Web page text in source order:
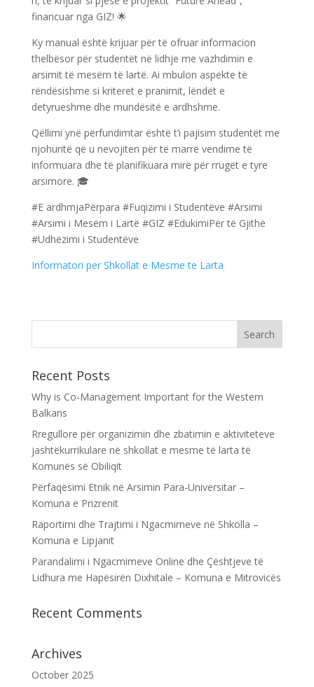
financuar nga GIZ! 🌟
Ky manual është krijuar për të ofruar informacion
thelbësor për studentët në lidhje me vazhdimin e
arsimit të mesëm të lartë. Ai mbulon aspekte të
rëndësishme si kriteret e pranimit, lëndët e
detyrueshme dhe mundësitë e ardhshme.
Qëllimi ynë përfundimtar është t’i pajisim studentët me
njohuritë që u nevojiten për të marrë vendime të
informuara dhe të planifikuara mirë për rrugët e tyre
arsimore. 🎓
#E ardhmjaPërpara #Fuqizimi i Studentëve #Arsimi
#Arsimi i Mesëm i Lartë #GIZ #EdukimiPër të Gjithë
#Udhëzimi i Studentëve
Informatori per Shkollat e Mesme te Larta
Recent Posts
Why is Co-Management Important for the Western
Balkans
Rregullore për organizimin dhe zbatimin e aktiviteteve
jashtëkurrikulare në shkollat e mesme të larta të
Komunës së Obiliqit
Përfaqësimi Etnik në Arsimin Para-Universitar –
Komuna e Prizrenit
Raportimi dhe Trajtimi i Ngacmimeve në Shkolla –
Komuna e Lipjanit
Parandalimi i Ngacmimeve Online dhe Çështjeve të
Lidhura me Hapësirën Dixhitale – Komuna e Mitrovicës
Recent Comments
Archives
October 2025